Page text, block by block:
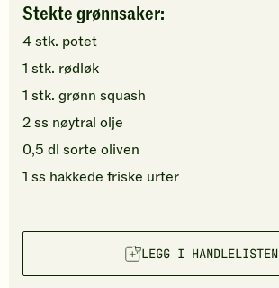
Stekte grønnsaker:
4stk. potet
1 stk. rødløk
1 stk. grønn squash
2ss nøytral olje
0,5 dl sorte oliven
1 ss hakkede friske urter
LEGG I HANDLELISTEN